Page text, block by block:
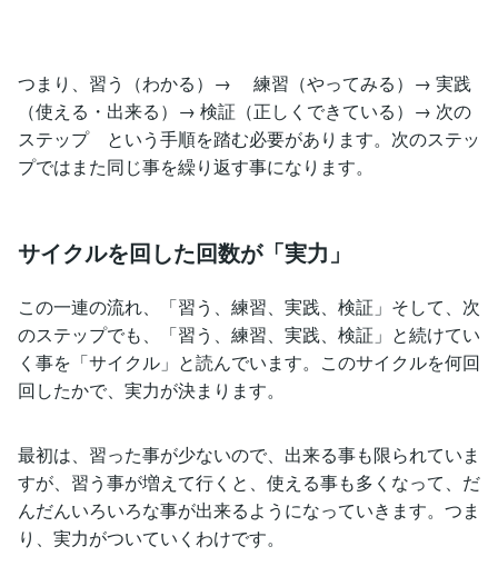
つまり、習う（わかる）→ 練習（やってみる）→ 実践
（使える・出来る）→ 検証（正しくできている）→ 次の
ステップ という手順を踏む必要があります。次のステッ
プではまた同じ事を繰り返す事になります。
サイクルを回した回数が「実力」
この一連の流れ、「習う、練習、実践、検証」そして、次
のステップでも、「習う、練習、実践、検証」と続けてい
く事を「サイクル」と読んでいます。このサイクルを何回
回したかで、実力が決まります。
最初は、習った事が少ないので、出来る事も限られていま
すが、習う事が増えて行くと、使える事も多くなって、だ
んだんいろいろな事が出来るようになっていきます。つま
り、実力がついていくわけです。